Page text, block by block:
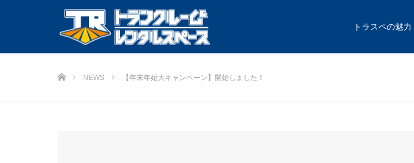
トラスペの魅力
NEWS 【年末年始大キャンペーン】開始しました！